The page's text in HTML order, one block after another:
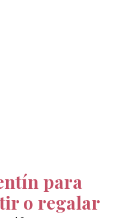
para
o regalar